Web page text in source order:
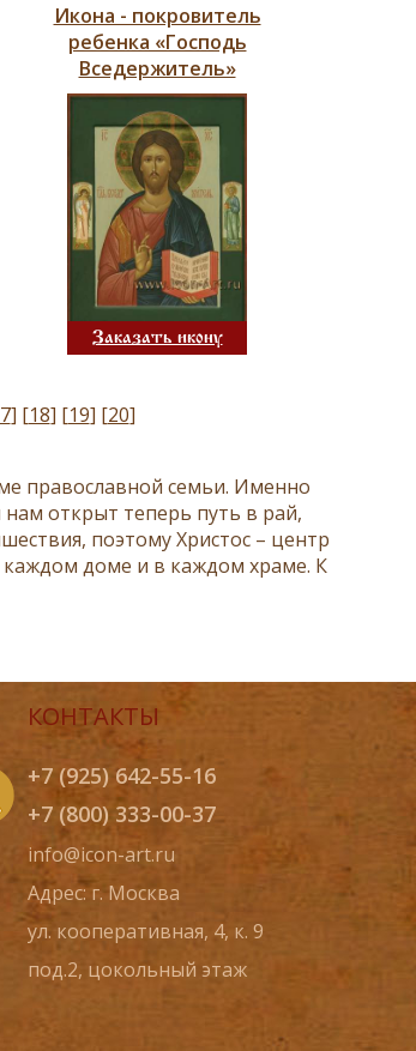
Икона - покровитель
ребенка «Господь
Вседержитель»
Заказать икону
] [18] [19] [20]
православной семьи. Именно
нам открыт теперь путь в рай,
поэтому Христос – центр
каждом доме и в каждом храме. К
КОНТАКТЫ
+7 (925) 642-55-16
+7 (800) 333-00-37
info@icon-art.ru
Адрес: г. Москва
ул. кооперативная, 4, к. 9
под.2, цокольный этаж